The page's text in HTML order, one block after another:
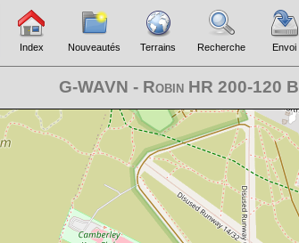
Index Nouveautés Terrains Recherche Envoi
G-WAVN - Robin HR 200-120 B